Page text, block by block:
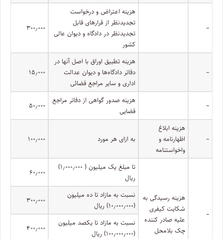
–
هزینه اعتراض و درخواست
تجدیدنظر از قرارهای قابل
تجدیدنظر در دادگاه و دیوان عالی
کشور
۳۰۰٫۰۰۰
–
هزینه تطبیق اوراق با اصل آنها در
دفاتر دادگاه‌ها و دیوان عدالت
اداری و سایر مراجع قضائی
۱۵٫۰۰۰
–
هزینه صدور گواهی از دفاتر مراجع
قضایی
۵۰٫۰۰۰
–
هزینه ابلاغ
اظهارنامه و
واخواستنامه
به ازای هر مورد ۱۰۰٫۰۰۰
–
هزینه رسیدگی به
شکایت کیفری
علیه صادر کننده
چک بلامحل
تا مبلغ یک میلیون ( ۱٫۰۰۰٫۰۰۰)
ریال
۶۰٫۰۰۰
نسبت به مازاد تا ده میلیون
(۱۰٫۰۰۰٫۰۰۰) ریال
۳۰۰٫۰۰۰
نسبت به مازاد تا یکصد میلیون
(۱۰۰٫۰۰۰٫۰۰۰) ریال
۴۰۰٫۰۰۰